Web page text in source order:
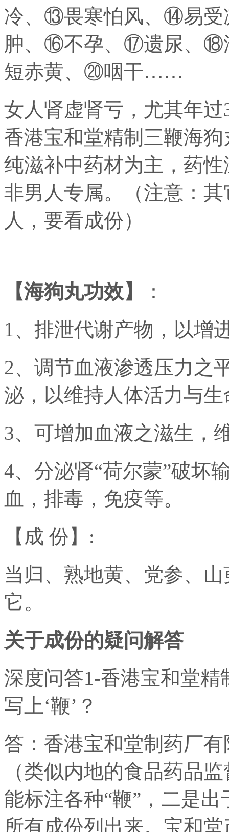
冷、⑬畏寒怕风、⑭易受
肿、⑯不孕、⑰遗尿、⑱
短赤黄、⑳咽干……
女人肾虚肾亏，尤其年
香港宝和堂精制三鞭海
纯滋补中药材为主，药
非男人专属。（注意：
人，要看成份）
【海狗丸功效】
：
1、排泄代谢产物，以增
2、调节血液渗透压力之
泌，以维持人体活力与
3、可增加血液之滋生，
4、分泌肾“荷尔蒙”破坏
血，排毒，免疫等。
【成 份】:
当归、熟地黄、党参、
它。
关于成份的疑问解答
深度问答1-香港宝和堂
写上‘鞭’？
答：香港宝和堂制药厂
（类似内地的食品药品
能标注各种“鞭”，二是
所有成份列出来。宝和